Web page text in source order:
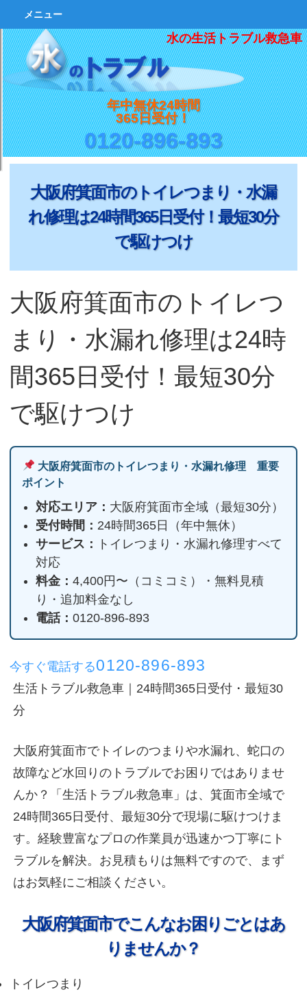
水の生活トラブル救急車
年中無休24時間
365日受付！
0120-896-893
メニュー
大阪府箕面市のトイレつまり・水漏
れ修理は24時間365日受付！最短30分
で駆けつけ
大阪府箕面市のトイレつ
まり・水漏れ修理は24時
間365日受付！最短30分
で駆けつけ
大阪府箕面市のトイレつまり・水漏れ修理 重要
ポイント
対応エリア： 大阪府箕面市全域（最短30分）
受付時間： 24時間365日（年中無休）
サービス：
トイレつまり・水漏れ修理すべて
対応
料金：4,400円〜（コミコミ）・無料見積
り・追加料金なし
電話：0120-896-893
今すぐ電話する0120-896-893
生活トラブル救急車｜24時間365日受付・最短30
分
大阪府箕面市でトイレのつまりや水漏れ、蛇口の
故障など水回りのトラブルでお困りではありませ
んか？「生活トラブル救急車」は、箕面市全域で
24時間365日受付、最短30分で現場に駆けつけま
す。経験豊富なプロの作業員が迅速かつ丁寧にト
ラブルを解決。お見積もりは無料ですので、まず
はお気軽にご相談ください。
大阪府箕面市でこんなお困りごとはあ
りませんか？
トイレつまり